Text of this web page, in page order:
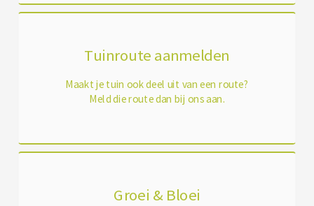
Tuinroute aanmelden
Maakt je tuin ook deel uit van een route?
Meld die route dan bij ons aan.
Groei & Bloei